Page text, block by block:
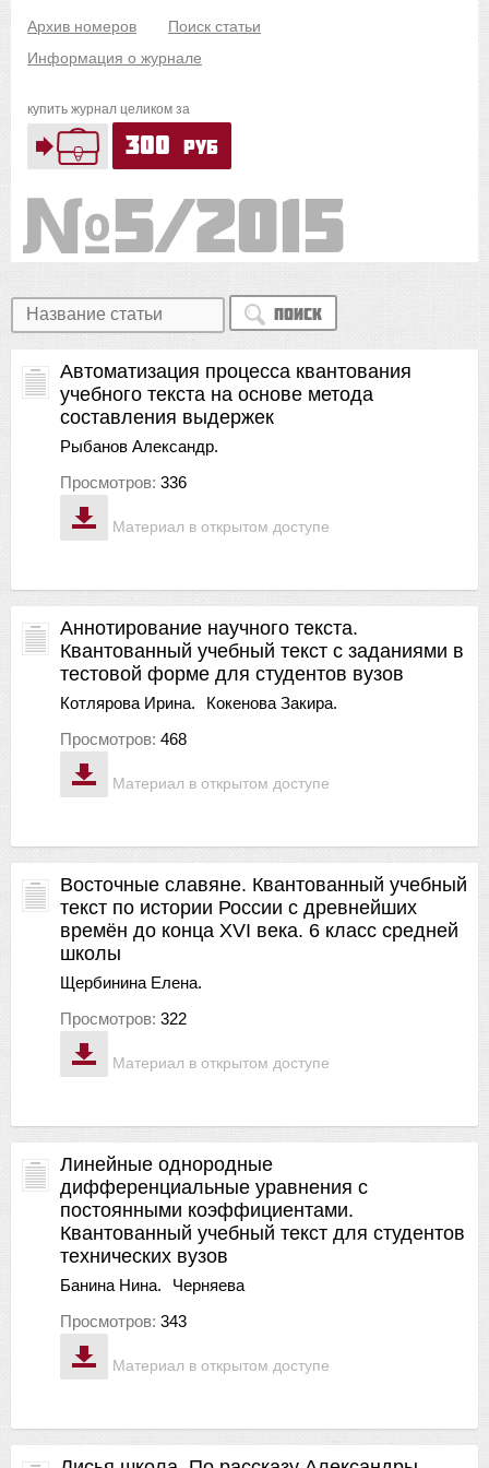
Архив номеров
Поиск статьи
Информация о журнале
купить журнал целиком за
300 руб
5/2015
Поиск
Материал в открытом доступе
Автоматизация процесса квантования
учебного текста на основе метода
составления выдержек
Рыбанов Александр.
Просмотров: 336
Материал в открытом доступе
Аннотирование научного текста.
Квантованный учебный текст с заданиями в
тестовой форме для студентов вузов
Котлярова Ирина.
Кокенова Закира.
Просмотров: 468
Материал в открытом доступе
Восточные славяне. Квантованный учебный
текст по истории России с древнейших
времён до конца XVI века. 6 класс средней
школы
Щербинина Елена.
Просмотров: 322
Материал в открытом доступе
Линейные однородные
дифференциальные уравнения с
постоянными коэффициентами.
Квантованный учебный текст для студентов
технических вузов
Банина Нина.
Черняева
Просмотров: 343